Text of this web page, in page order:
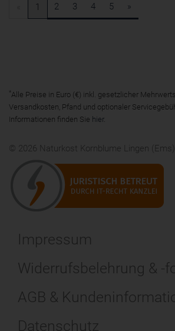
1 2 3 4 5 »
*Alle Preise in Euro (€) inkl. gesetzlicher
Versandkosten, Pfand und optionaler
Informationen finden Sie hier.
© 2026 Naturkost Kornblume Lingen (Ems)
Impressum
Widerrufsbelehrung & -
AGB &
Datenschutz